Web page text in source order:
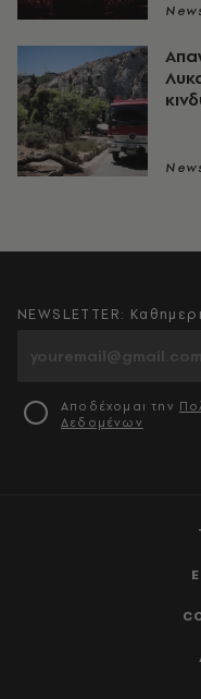
NEWSLETTER:
Αποδέχομαι την
Δεδομένων